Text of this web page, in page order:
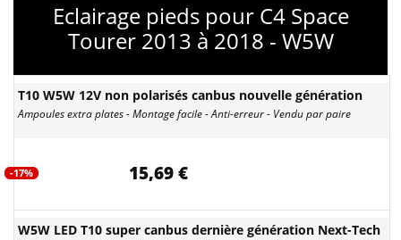
Eclairage pieds pour C4 Space
Tourer 2013 à 2018 - W5W
T10 W5W 12V non polarisés canbus nouvelle génération
Ampoules extra plates - Montage facile - Anti-erreur - Vendu par paire
-17% 15,69 €
W5W LED T10 super canbus dernière génération Next-Tech